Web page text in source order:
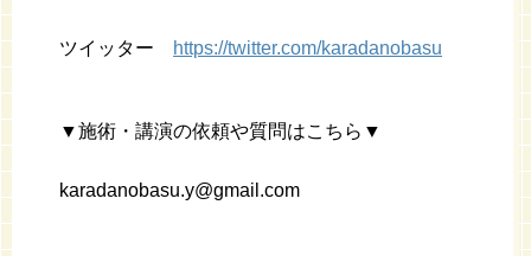
ツイッター https://twitter.com/karadanobasu
▼施術・講演の依頼や質問はこちら▼
karadanobasu.y@gmail.com